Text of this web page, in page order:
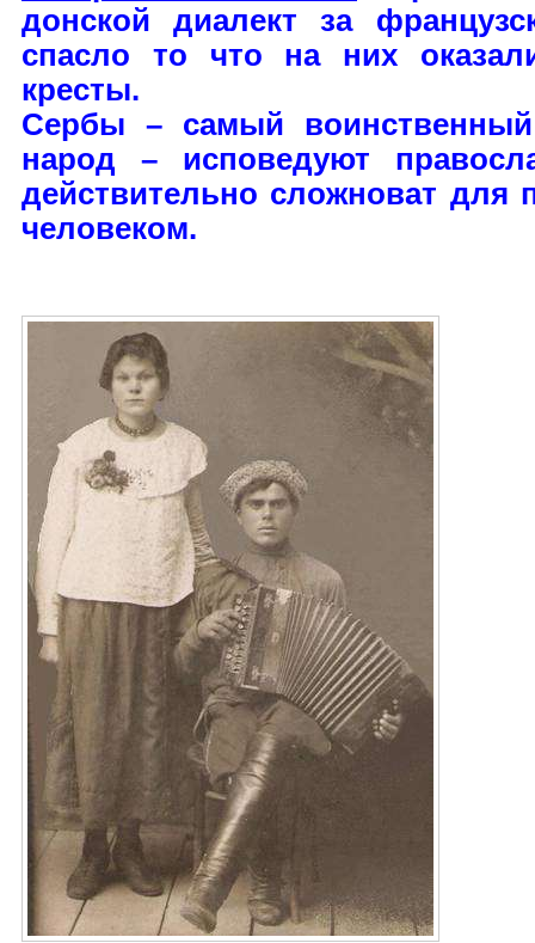
донской диалект за
спасло то что на них
кресты.
Сербы – самый
народ – исповедуют
действительно сложноват для
человеком.